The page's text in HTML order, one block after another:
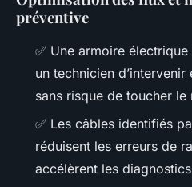
préventive
✅ Une armoire
un technicien
sans risque de toucher le
✅ Les câbles identifiés
réduisent les erreurs de
accélèrent les